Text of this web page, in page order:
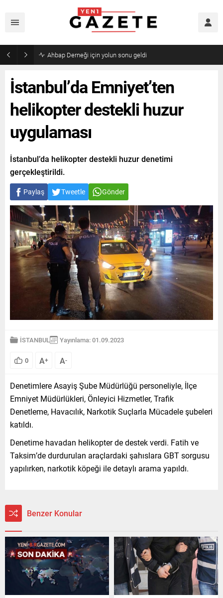
Ahbap Derneği için yolun sonu geldi
İstanbul’da Emniyet’ten
helikopter destekli huzur
uygulaması
İstanbul’da helikopter destekli huzur denetimi
gerçekleştirildi.
Paylaş Tweetle Gönder
İSTANBUL Yayınlama: 01.09.2023
0 A+ A-
Denetimlere Asayiş Şube Müdürlüğü personeliyle, İlçe
Emniyet Müdürlükleri, Önleyici Hizmetler, Trafik
Denetleme, Havacılık, Narkotik Suçlarla Mücadele şubeleri
katıldı.
Denetime havadan helikopter de destek verdi. Fatih ve
Taksim’de durdurulan araçlardaki şahıslara GBT sorgusu
yapılırken, narkotik köpeği ile detaylı arama yapıldı.
Benzer Konular